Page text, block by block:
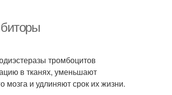
тромбоцитов
в тканях, уменьшают
мозга и удлиняют срок их жизни.